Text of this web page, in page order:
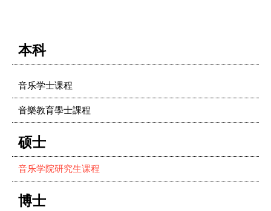
本科
音乐学士课程
音樂教育學士課程
硕士
音乐学院研究生课程
博士